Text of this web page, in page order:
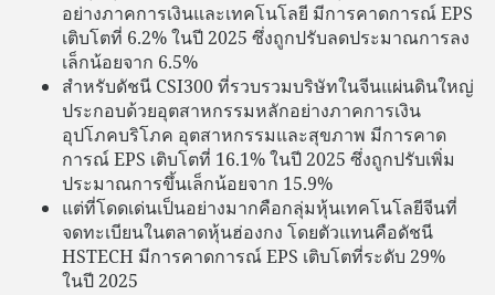
อย่างภาคการเงินและเทคโนโลยี มีการคาดการณ์ EPS
เติบโตที่ 6.2% ในปี 2025 ซึ่งถูกปรับลดประมาณการลง
เล็กน้อยจาก 6.5%
สำหรับดัชนี CSI300 ที่รวบรวมบริษัทในจีนแผ่นดินใหญ่
ประกอบด้วยอุตสาหกรรมหลักอย่างภาคการเงิน
อุปโภคบริโภค อุตสาหกรรมและสุขภาพ มีการคาด
การณ์ EPS เติบโตที่ 16.1% ในปี 2025 ซึ่งถูกปรับเพิ่ม
ประมาณการขึ้นเล็กน้อยจาก 15.9%
แต่ที่โดดเด่นเป็นอย่างมากคือกลุ่มหุ้นเทคโนโลยีจีนที่
จดทะเบียนในตลาดหุ้นฮ่องกง โดยตัวแทนคือดัชนี
HSTECH มีการคาดการณ์ EPS เติบโตที่ระดับ 29%
ในปี 2025